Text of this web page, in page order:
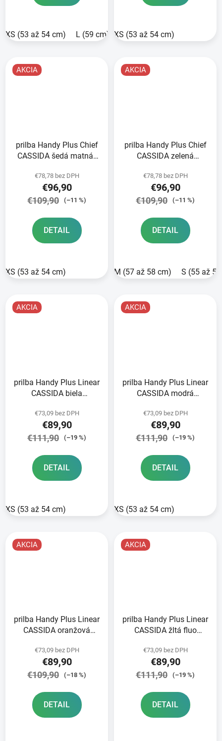
XS (53 až 54 cm) L (59 cm) XL (60 cm)
XS (53 až 54 cm)
AKCIA
prilba Handy Plus Chief
CASSIDA šedá matná/
€78,78 bez DPH
€96,90
€109,90 (–11 %)
DETAIL
XS (53 až 54 cm)
AKCIA
prilba Handy Plus Chief
CASSIDA zelená
2025
€78,78 bez DPH
€96,90
€109,90 (–11 %)
DETAIL
M (57 až 58 cm) S (55 až
AKCIA
prilba Handy Plus Linear
CASSIDA biela
2025
€73,09 bez DPH
€89,90
€111,90 (–19 %)
DETAIL
XS (53 až 54 cm)
AKCIA
prilba Handy Plus Linear
CASSIDA modrá
2025
€73,09 bez DPH
€89,90
€111,90 (–19 %)
DETAIL
XS (53 až 54 cm)
AKCIA
prilba Handy Plus Linear
CASSIDA oranžová
€73,09 bez DPH
€89,90
€109,90 (–18 %)
DETAIL
AKCIA
prilba Handy Plus Linear
CASSIDA žltá fluo
€73,09 bez DPH
€89,90
€111,90 (–19 %)
DETAIL